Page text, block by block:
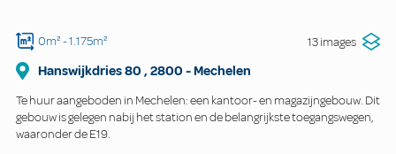
0m²- 1.175m² 13 images
Hanswijkdries80 , 2800 -Mechelen
Te huur aangeboden in Mechelen: een kantoor- en magazijngebouw. Dit
gebouw is gelegen nabij het station en de belangrijkste toegangswegen,
waaronder de E19.